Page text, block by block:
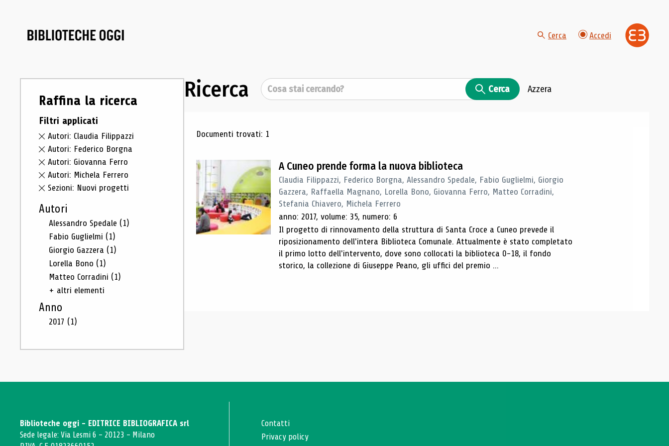
Cerca Accedi
Raffina la ricerca
Filtri applicati
Autori: Claudia Filippazzi
Autori: Federico Borgna
Autori: Giovanna Ferro
Autori: Michela Ferrero
Sezioni: Nuovi progetti
Autori
Alessandro Spedale (1)
Fabio Guglielmi (1)
Giorgio Gazzera (1)
Lorella Bono (1)
Matteo Corradini (1)
+ altri elementi
Anno
2017 (1)
Ricerca Cerca Cerca Azzera
Risultati di ricerca
Documenti trovati: 1
A Cuneo prende forma la nuova biblioteca
Claudia Filippazzi, Federico Borgna, Alessandro Spedale, Fabio Guglielmi, Giorgio
Gazzera, Raffaella Magnano, Lorella Bono, Giovanna Ferro, Matteo Corradini,
Stefania Chiavero, Michela Ferrero
anno: 2017, volume: 35, numero: 6
Il progetto di rinnovamento della struttura di Santa Croce a Cuneo prevede il
riposizionamento dell'intera Biblioteca Comunale. Attualmente è stato completato
il primo lotto dell'intervento, dove sono collocati la biblioteca 0-18, il fondo
storico, la collezione di Giuseppe Peano, gli uffici del premio ...
Biblioteche oggi - EDITRICE BIBLIOGRAFICA srl
Sede legale: Via Lesmi 6 - 20123 - Milano
Contatti
Privacy policy